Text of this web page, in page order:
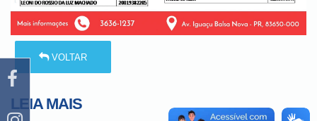
VOLTAR
LEIA MAIS